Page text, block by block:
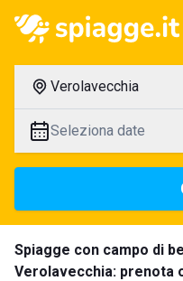
Verolavecchia
Seleziona date
Spiagge con campo di
Verolavecchia: prenota